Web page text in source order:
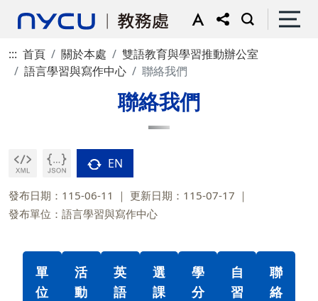
::: 首頁 關於本處
雙語教育與學習推動辦公室
語言學習與寫作中心
聯絡我們
聯絡我們
EN
發布日期：115-06-11
更新日期：115-07-17
發布單位：語言學習與寫作中心
單
位
活
動
英
語
選
課
學
分
自
習
聯
絡